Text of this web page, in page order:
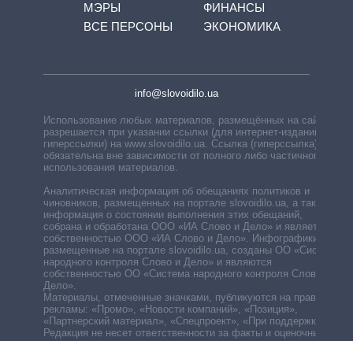
МЭРЫ
ВСЕ ПЕРСОНЫ
ФИНАНСЫ
ЭКОНОМИКА
info@slovoidilo.ua
Использование любых материалов, размещённых на сайте,
разрешается при указании ссылки (для интернет-изданий —
гиперссылки) на www.slovoidilo.ua. Ссылка (гиперссылка)
обязательна вне зависимости от полного либо частичного
использования материалов.
Аналитическая информация об обещаниях политиков и
чиновников, размещенных на портале slovoidilo.ua, а также
информация о состоянии выполнения этих обещаний,
собрана и обработана ООО «ИА Слово и Дело» и является
собственностью ООО «ИА Слово и Дело». Инфографики,
размещенные на портале slovoidilo.ua, созданы ОО «Система
народного контроля Слово и Дело» и являются
собственностью ОО «Система народного контроля Слово и
Дело».
Материалы, отмеченные значками, публикуются на правах
рекламы: «Промо», «Новости компаний», «Позиция»,
«Партнерский материал», «Спецпроект», «При поддержке».
Редакция не несет ответственности за факты и оценочные